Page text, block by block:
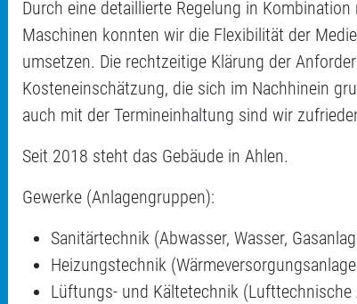
Durch eine detaillierte Regelung in
Maschinen konnten wir die Flexibilität der
umsetzen. Die rechtzeitige Klärung der
Kosteneinschätzung, die sich im Nachhinein
auch mit der Termineinhaltung sind wir
Seit 2018 steht das Gebäude in Ahlen.
Gewerke (Anlagengruppen):
Sanitärtechnik (Abwasser, Wasser,
Heizungstechnik
Lüftungs- und Kältetechnik (Lufttechnische